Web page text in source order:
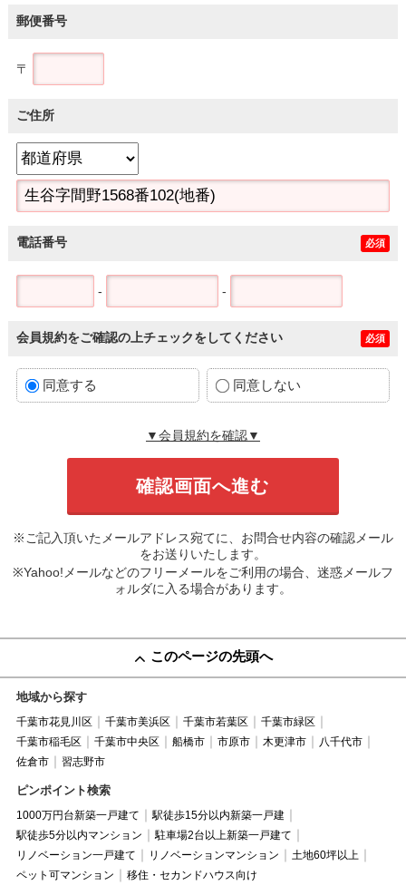
郵便番号
〒
ご住所
電話番号 必須
- -
会員規約をご確認の上チェックをしてください 必須
同意する 同意しない
▼会員規約を確認▼
※ご記入頂いたメールアドレス宛てに、お問合せ内容の確認メール
をお送りいたします。
※Yahoo!メールなどのフリーメールをご利用の場合、迷惑メールフ
ォルダに入る場合があります。
このページの先頭へ
地域から探す
千葉市花見川区 千葉市美浜区 千葉市若葉区
千葉市緑区
千葉市稲毛区
千葉市中央区 船橋市 市原市 木更津市
八千代市
佐倉市
習志野市
ピンポイント検索
1000万円台新築一戸建て
駅徒歩15分以内新築一戸建
駅徒歩5分以内マンション
駐車場2台以上新築一戸建て
リノベーション一戸建て
リノベーションマンション
土地60坪以上
ペット可マンション
移住・セカンドハウス向け